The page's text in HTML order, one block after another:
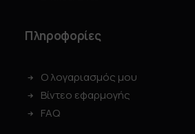
Πληροφορίες
Ο λογαριασμός μου
Βίντεο εφαρμογής
FAQ